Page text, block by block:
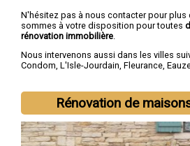
N'hésitez pas à nous contacter pour
sommes à votre disposition pour toutes
rénovation immobilière
Nous intervenons aussi dans les villes
Condom, L'Isle-Jourdain, Fleurance,
Rénovation de